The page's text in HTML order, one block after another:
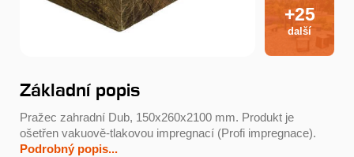
+25
další
Základní popis
Pražec zahradní Dub, 150x260x2100 mm. Produkt je
ošetřen vakuově-tlakovou impregnací (Profi impregnace).
Podrobný popis...